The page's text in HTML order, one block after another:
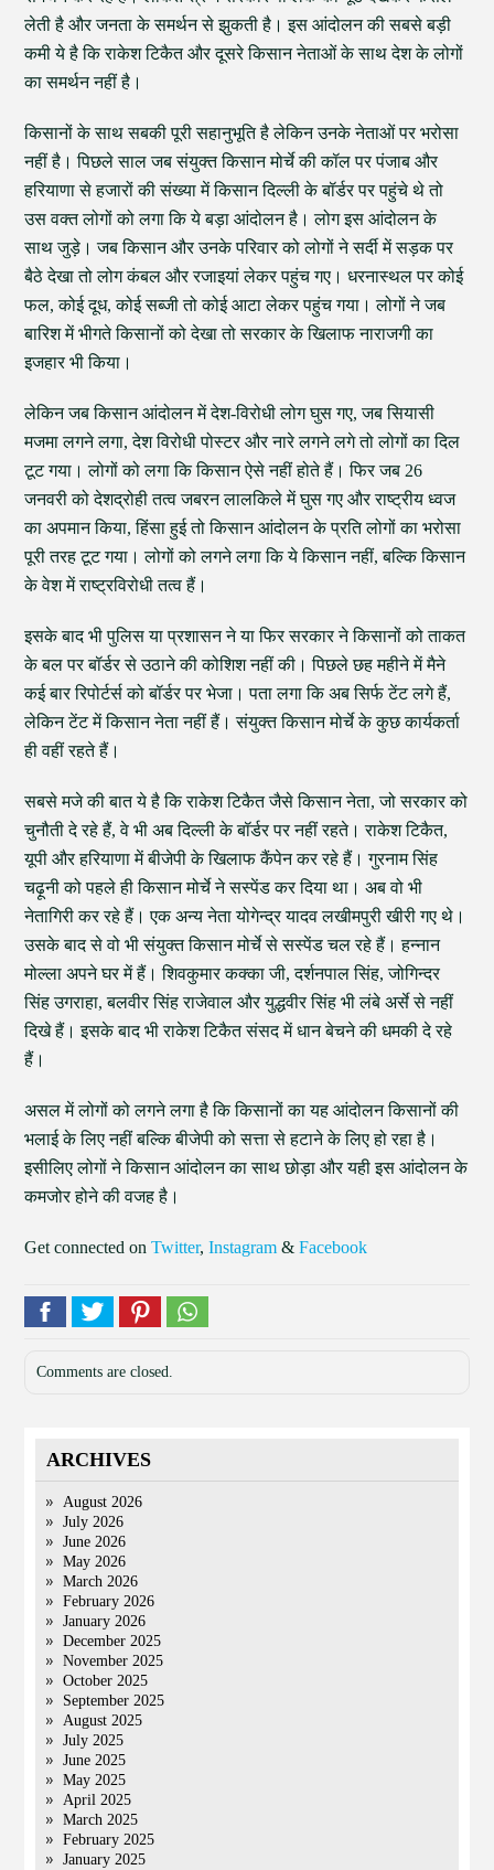
लेती है और जनता के समर्थन से झुकती है। इस आंदोलन की सबसे बड़ी
कमी ये है कि राकेश टिकैत और दूसरे किसान नेताओं के साथ देश के लोगों
का समर्थन नहीं है।
किसानों के साथ सबकी पूरी सहानुभूति है लेकिन उनके नेताओं पर भरोसा
नहीं है। पिछले साल जब संयुक्त किसान मोर्चे की कॉल पर पंजाब और
हरियाणा से हजारों की संख्या में किसान दिल्ली के बॉर्डर पर पहुंचे थे तो
उस वक्त लोगों को लगा कि ये बड़ा आंदोलन है। लोग इस आंदोलन के
साथ जुड़े। जब किसान और उनके परिवार को लोगों ने सर्दी में सड़क पर
बैठे देखा तो लोग कंबल और रजाइयां लेकर पहुंच गए। धरनास्थल पर कोई
फल, कोई दूध, कोई सब्जी तो कोई आटा लेकर पहुंच गया। लोगों ने जब
बारिश में भीगते किसानों को देखा तो सरकार के खिलाफ नाराजगी का
इजहार भी किया।
लेकिन जब किसान आंदोलन में देश-विरोधी लोग घुस गए, जब सियासी
मजमा लगने लगा, देश विरोधी पोस्टर और नारे लगने लगे तो लोगों का दिल
टूट गया। लोगों को लगा कि किसान ऐसे नहीं होते हैं। फिर जब 26
जनवरी को देशद्रोही तत्व जबरन लालकिले में घुस गए और राष्ट्रीय ध्वज
का अपमान किया, हिंसा हुई तो किसान आंदोलन के प्रति लोगों का भरोसा
पूरी तरह टूट गया। लोगों को लगने लगा कि ये किसान नहीं, बल्कि किसान
के वेश में राष्ट्रविरोधी तत्व हैं।
इसके बाद भी पुलिस या प्रशासन ने या फिर सरकार ने किसानों को ताकत
के बल पर बॉर्डर से उठाने की कोशिश नहीं की। पिछले छह महीने में मैने
कई बार रिपोर्टर्स को बॉर्डर पर भेजा। पता लगा कि अब सिर्फ टेंट लगे हैं,
लेकिन टेंट में किसान नेता नहीं हैं। संयुक्त किसान मोर्चे के कुछ कार्यकर्ता
ही वहीं रहते हैं।
सबसे मजे की बात ये है कि राकेश टिकैत जैसे किसान नेता, जो सरकार को
चुनौती दे रहे हैं, वे भी अब दिल्ली के बॉर्डर पर नहीं रहते। राकेश टिकैत,
यूपी और हरियाणा में बीजेपी के खिलाफ कैंपेन कर रहे हैं। गुरनाम सिंह
चढ़ूनी को पहले ही किसान मोर्चे ने सस्पेंड कर दिया था। अब वो भी
नेतागिरी कर रहे हैं। एक अन्य नेता योगेन्द्र यादव लखीमपुरी खीरी गए थे।
उसके बाद से वो भी संयुक्त किसान मोर्चे से सस्पेंड चल रहे हैं। हन्नान
मोल्ला अपने घर में हैं। शिवकुमार कक्का जी, दर्शनपाल सिंह, जोगिन्दर
सिंह उगराहा, बलवीर सिंह राजेवाल और युद्धवीर सिंह भी लंबे अर्से से नहीं
दिखे हैं। इसके बाद भी राकेश टिकैत संसद में धान बेचने की धमकी दे रहे
हैं।
असल में लोगों को लगने लगा है कि किसानों का यह आंदोलन किसानों की
भलाई के लिए नहीं बल्कि बीजेपी को सत्ता से हटाने के लिए हो रहा है।
इसीलिए लोगों ने किसान आंदोलन का साथ छोड़ा और यही इस आंदोलन के
कमजोर होने की वजह है।
Get connected onTwitter,Instagram &Facebook
Comments are closed.
ARCHIVES
August 2026
July 2026
June 2026
May 2026
March 2026
February 2026
January 2026
December 2025
November 2025
October 2025
September 2025
August 2025
July 2025
June 2025
May 2025
April 2025
March 2025
February 2025
January 2025